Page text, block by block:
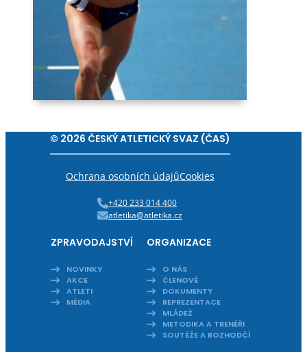
© 2026 ČESKÝ ATLETICKÝ SVAZ (ČAS)
Ochrana osobních údajůCookies
+420 233 014 400
atletika@atletika.cz
ZPRAVODAJSTVÍ
NOVINKY
AKCE
ATLETI
MÉDIA
ORGANIZACE
O NÁS
ČLENOVÉ
DOKUMENTY
REPREZENTACE
MLÁDEŽ
METODIKA A TRENÉŘI
SOUTĚŽE A ROZHODČÍ